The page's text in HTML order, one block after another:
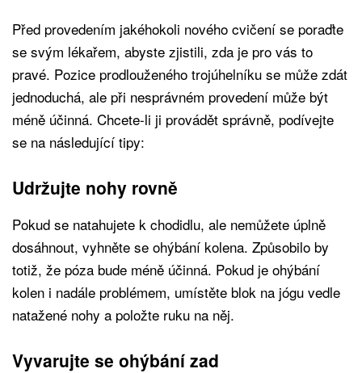
Před provedením jakéhokoli nového cvičení se poraďte
se svým lékařem, abyste zjistili, zda je pro vás to
pravé. Pozice prodlouženého trojúhelníku se může zdát
jednoduchá, ale při nesprávném provedení může být
méně účinná. Chcete-li ji provádět správně, podívejte
se na následující tipy:
Udržujte nohy rovně
Pokud se natahujete k chodidlu, ale nemůžete úplně
dosáhnout, vyhněte se ohýbání kolena. Způsobilo by
totiž, že póza bude méně účinná. Pokud je ohýbání
kolen i nadále problémem, umístěte blok na jógu vedle
natažené nohy a položte ruku na něj.
Vyvarujte se ohýbání zad